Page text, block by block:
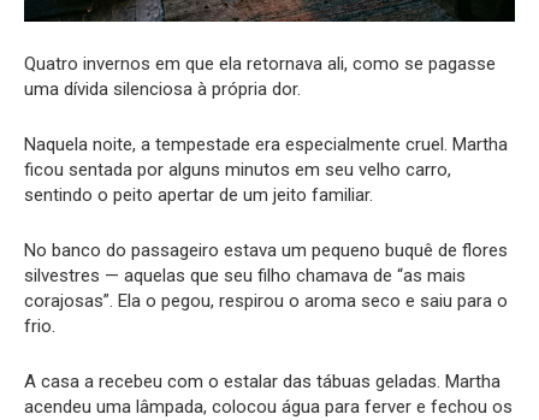
Quatro invernos em que ela retornava ali, como se pagasse
uma dívida silenciosa à própria dor.
Naquela noite, a tempestade era especialmente cruel. Martha
ficou sentada por alguns minutos em seu velho carro,
sentindo o peito apertar de um jeito familiar.
No banco do passageiro estava um pequeno buquê de flores
silvestres — aquelas que seu filho chamava de “as mais
corajosas”. Ela o pegou, respirou o aroma seco e saiu para o
frio.
A casa a recebeu com o estalar das tábuas geladas. Martha
acendeu uma lâmpada, colocou água para ferver e fechou os